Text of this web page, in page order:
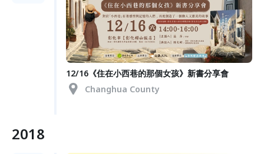
12/16《住在小西巷的那個女孩》新書分享會
Changhua County
2018